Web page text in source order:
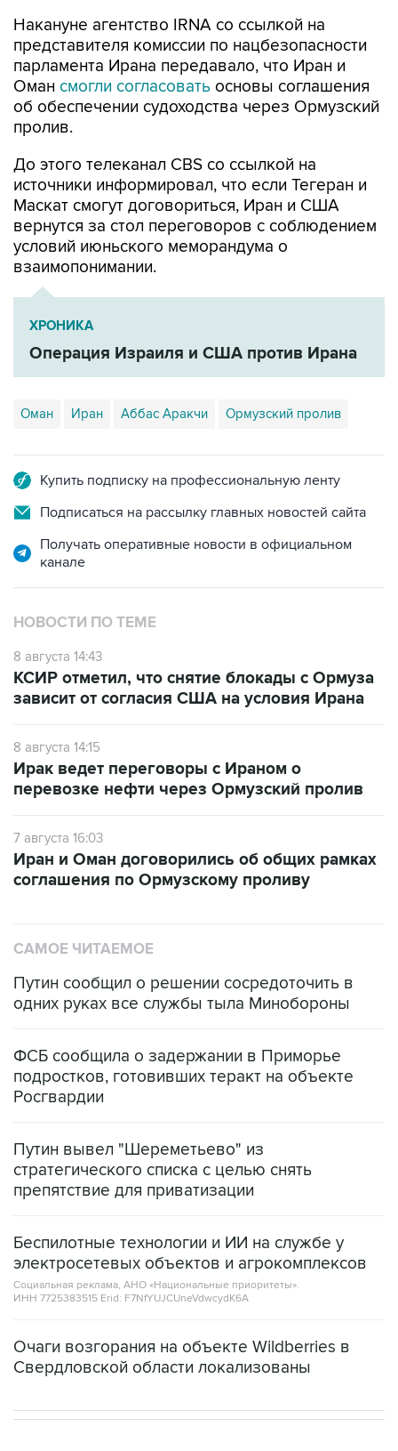
Накануне агентство IRNA со ссылкой на
представителя комиссии по нацбезопасности
парламента Ирана передавало, что Иран и
Оман смогли согласовать основы соглашения
об обеспечении судоходства через Ормузский
пролив.
До этого телеканал CBS со ссылкой на
источники информировал, что если Тегеран и
Маскат смогут договориться, Иран и США
вернутся за стол переговоров с соблюдением
условий июньского меморандума о
взаимопонимании.
ХРОНИКА
Операция Израиля и США против Ирана
Оман Иран Аббас Аракчи Ормузский пролив
Купить подписку на профессиональную ленту
Подписаться на рассылку главных новостей сайта
Получать оперативные новости в официальном
канале
НОВОСТИ ПО ТЕМЕ
8 августа 14:43
КСИР отметил, что снятие блокады с Ормуза
зависит от согласия США на условия Ирана
8 августа 14:15
Ирак ведет переговоры с Ираном о
перевозке нефти через Ормузский пролив
7 августа 16:03
Иран и Оман договорились об общих рамках
соглашения по Ормузскому проливу
САМОЕ ЧИТАЕМОЕ
Путин сообщил о решении сосредоточить в
одних руках все службы тыла Минобороны
ФСБ сообщила о задержании в Приморье
подростков, готовивших теракт на объекте
Росгвардии
Путин вывел "Шереметьево" из
стратегического списка с целью снять
препятствие для приватизации
Беспилотные технологии и ИИ на службе у
электросетевых объектов и агрокомплексов
Социальная реклама, АНО «Национальные приоритеты».
ИНН 7725383515 Erid: F7NfYUJCUneVdwcydK6A
Очаги возгорания на объекте Wildberries в
Свердловской области локализованы